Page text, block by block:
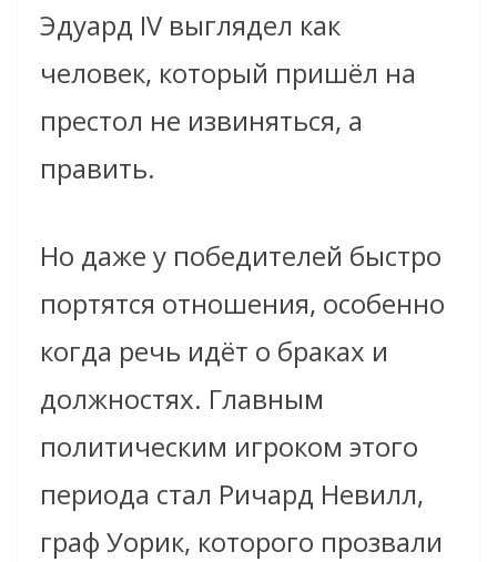
Эдуард IV выглядел как
человек, который пришёл на
престол не извиняться, а
править.
Но даже у победителей быстро
портятся отношения, особенно
когда речь идёт о браках и
должностях. Главным
политическим игроком этого
периода стал Ричард Невилл,
граф Уорик, которого прозвали